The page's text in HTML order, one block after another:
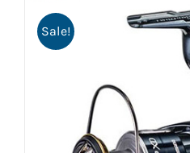
Sale!